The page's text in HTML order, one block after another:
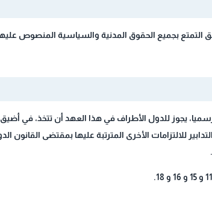
التمتع بجميع الحقوق المدنية والسياسية المنصوص
يجوز للدول الأطراف في هذا العهد أن تتخذ، في أضيق
للالتزامات الأخرى المترتبة عليها بمقتضى القانون